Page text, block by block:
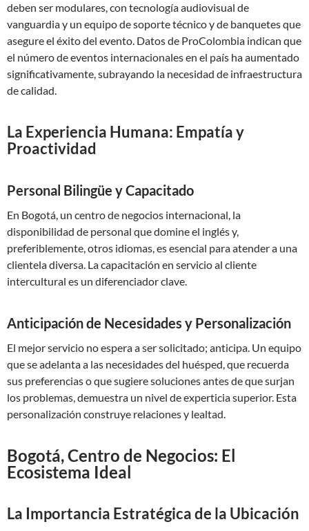
deben ser modulares, con tecnología audiovisual de
vanguardia y un equipo de soporte técnico y de banquetes que
asegure el éxito del evento. Datos de ProColombia indican que
el número de eventos internacionales en el país ha aumentado
significativamente, subrayando la necesidad de infraestructura
de calidad.
La Experiencia Humana: Empatía y
Proactividad
Personal Bilingüe y Capacitado
En Bogotá, un centro de negocios internacional, la
disponibilidad de personal que domine el inglés y,
preferiblemente, otros idiomas, es esencial para atender a una
clientela diversa. La capacitación en servicio al cliente
intercultural es un diferenciador clave.
Anticipación de Necesidades y Personalización
El mejor servicio no espera a ser solicitado; anticipa. Un equipo
que se adelanta a las necesidades del huésped, que recuerda
sus preferencias o que sugiere soluciones antes de que surjan
los problemas, demuestra un nivel de experticia superior. Esta
personalización construye relaciones y lealtad.
Bogotá, Centro de Negocios: El
Ecosistema Ideal
La Importancia Estratégica de la Ubicación